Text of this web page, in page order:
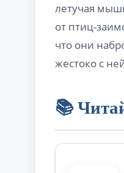
летучая
от птиц-
что они
жестоко с
📚